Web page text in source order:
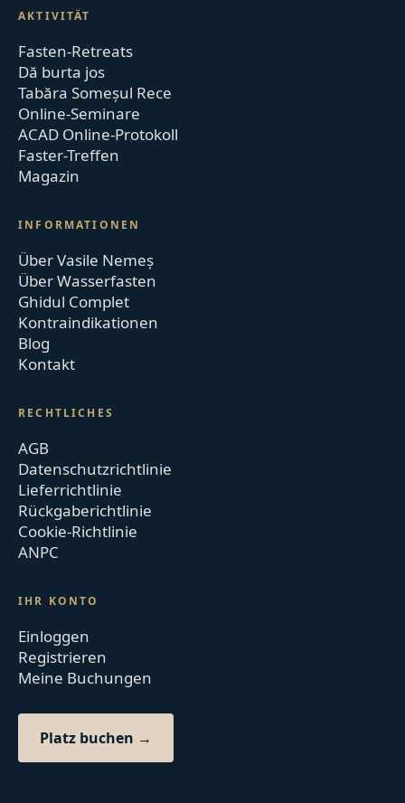
AKTIVITÄT
Fasten-Retreats
Dă burta jos
Tabăra Someșul Rece
Online-Seminare
ACAD Online-Protokoll
Faster-Treffen
Magazin
INFORMATIONEN
Über Vasile Nemeș
Über Wasserfasten
Ghidul Complet
Kontraindikationen
Blog
Kontakt
RECHTLICHES
AGB
Datenschutzrichtlinie
Lieferrichtlinie
Rückgaberichtlinie
Cookie-Richtlinie
ANPC
IHR KONTO
Einloggen
Registrieren
Meine Buchungen
Platz buchen →